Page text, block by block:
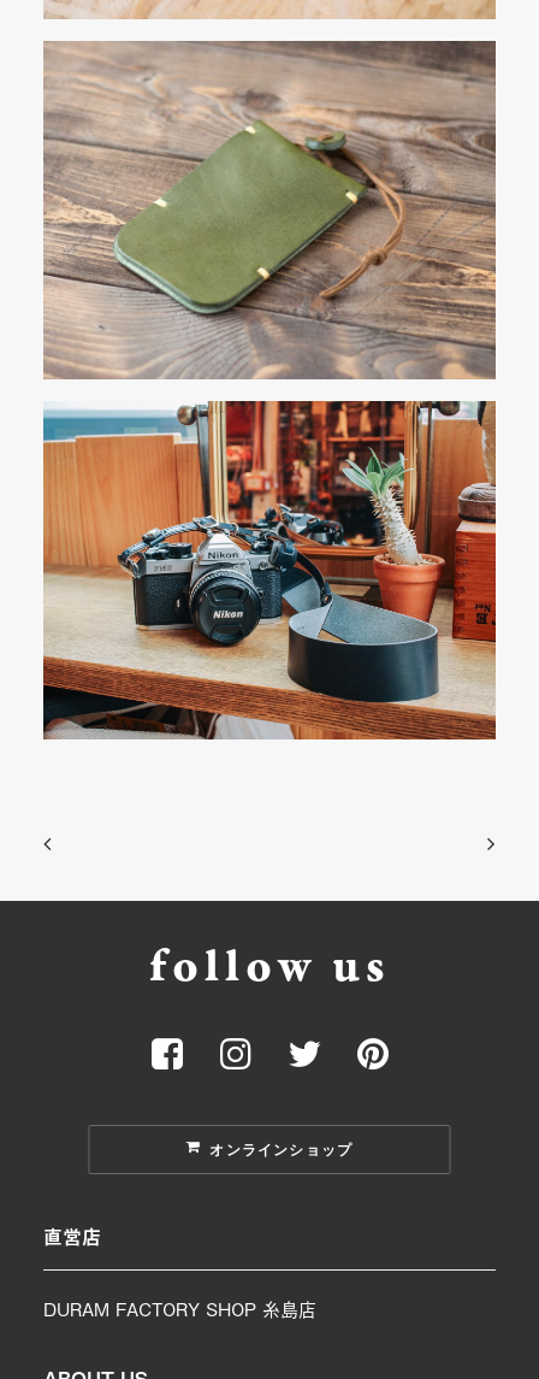
follow us
オンラインショップ
直営店
DURAM FACTORY SHOP 糸島店